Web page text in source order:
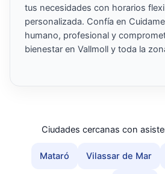
tus necesidades con horarios
personalizada. Confía en
humano, profesional y
bienestar en Vallmoll y toda la
Ciudades cercanas con
Mataró Vilassar de Mar